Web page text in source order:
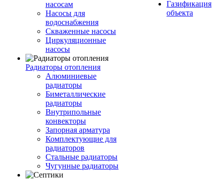
насосам
Насосы для
водоснабжения
Скваженные насосы
Циркуляционные
насосы
Радиаторы отопления
Алюминиевые
радиаторы
Биметаллические
радиаторы
Внутрипольные
конвекторы
Запорная арматура
Комплектующие для
радиаторов
Стальные радиаторы
Чугунные радиаторы
Газификация
объекта